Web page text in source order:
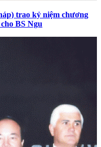
trao kỷ niệm chương
BS Ngu